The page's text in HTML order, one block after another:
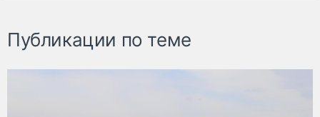
Публикации по теме